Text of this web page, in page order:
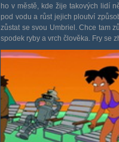
ho v městě, kde žije takových lidí
pod vodu a růst jejich ploutví
zůstat se svou Umbriel. Chce tam
spodek ryby a vrch člověka. Fry se